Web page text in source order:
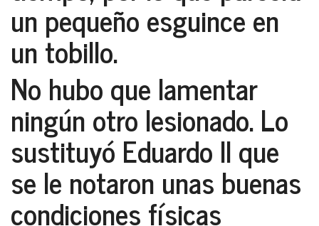
un pequeño esguince en
un tobillo.
No hubo que lamentar
ningún otro lesionado. Lo
sustituyó Eduardo II que
se le notaron unas buenas
condiciones físicas